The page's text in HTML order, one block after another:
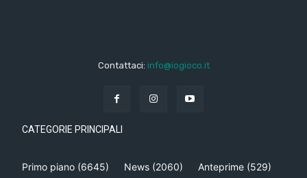
Contattaci: info@iogioco.it
CATEGORIE PRINCIPALI
Primo piano (6645) News (2060) Anteprime (529)